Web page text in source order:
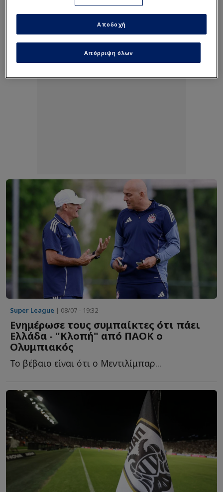
Super League | 08/07 - 19:32
Ενημέρωσε τους συμπαίκτες ότι πάει
Ελλάδα - "Κλοπή" από ΠΑΟΚ ο
Ολυμπιακός
Το βέβαιο είναι ότι ο Μεντιλίμπαρ...
Απόρριψη όλων
Αποδοχή